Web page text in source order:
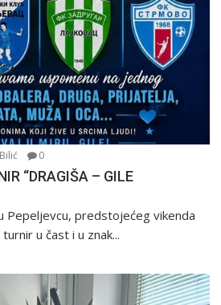
0
“DRAGIŠA – GILE
Pepeljevcu, predstojećeg vikenda
u čast i u znak...